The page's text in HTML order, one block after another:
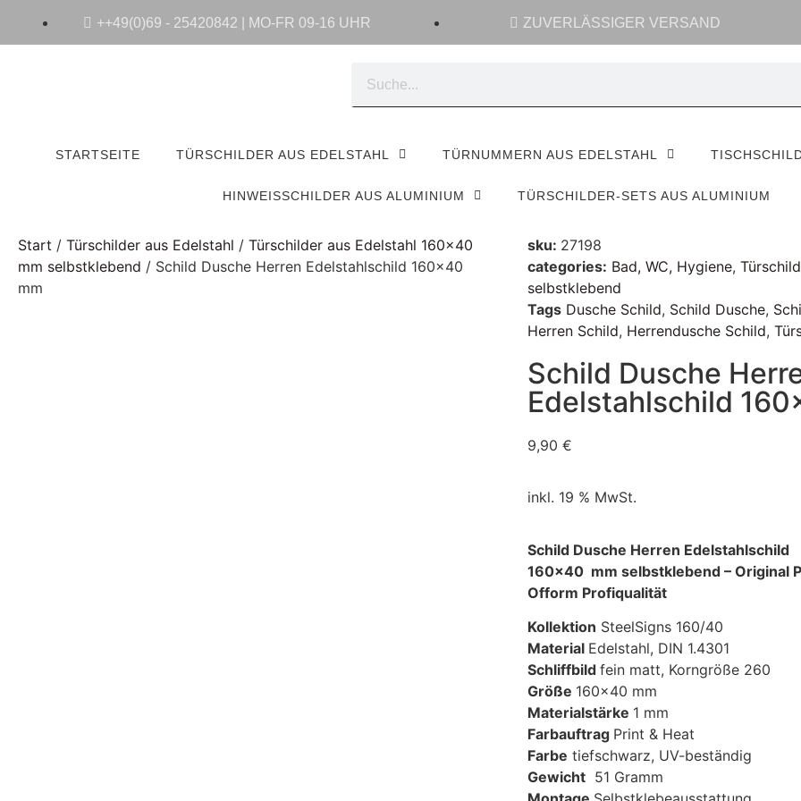
++49(0)69 - 25420842 | MO-FR 09-16 UHR ZUVERLÄSSIGER VERSAND
STARTSEITE TÜRSCHILDER AUS EDELSTAHL TÜRNUMMERN AUS EDELSTAHL
HINWEISSCHILDER AUS ALUMINIUM TÜRSCHILDER-SETS AUS ALUMINIUM
Start / Türschilder aus Edelstahl / Türschilder aus Edelstahl 160x40
mm selbstklebend / Schild Dusche Herren Edelstahlschild 160×40
mm
sku: 27198
categories: Bad, WC, Hygiene,
selbstklebend
Tags Dusche Schild, Schild Dusche,
Herren Schild, Herrendusche Schild,
Schild Dusche
Edelstahlschild
9,90 €
inkl. 19 % MwSt.
Schild Dusche Herren Edelstahlschild
160×40 mm selbstklebend – Original
Ofform Profiqualität
Kollektion SteelSigns 160/40
Material Edelstahl, DIN 1.4301
Schliffbild fein matt, Korngröße 260
Größe 160×40 mm
Materialstärke 1 mm
Farbauftrag Print & Heat
Farbe tiefschwarz, UV-beständig
Gewicht 51 Gramm